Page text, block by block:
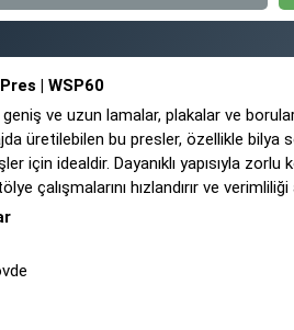
Pres | WSP60
ve uzun lamalar, plakalar ve
üretilebilen bu presler, özellikle
için idealdir. Dayanıklı yapısıyla
çalışmalarını hızlandırır ve verimliliği